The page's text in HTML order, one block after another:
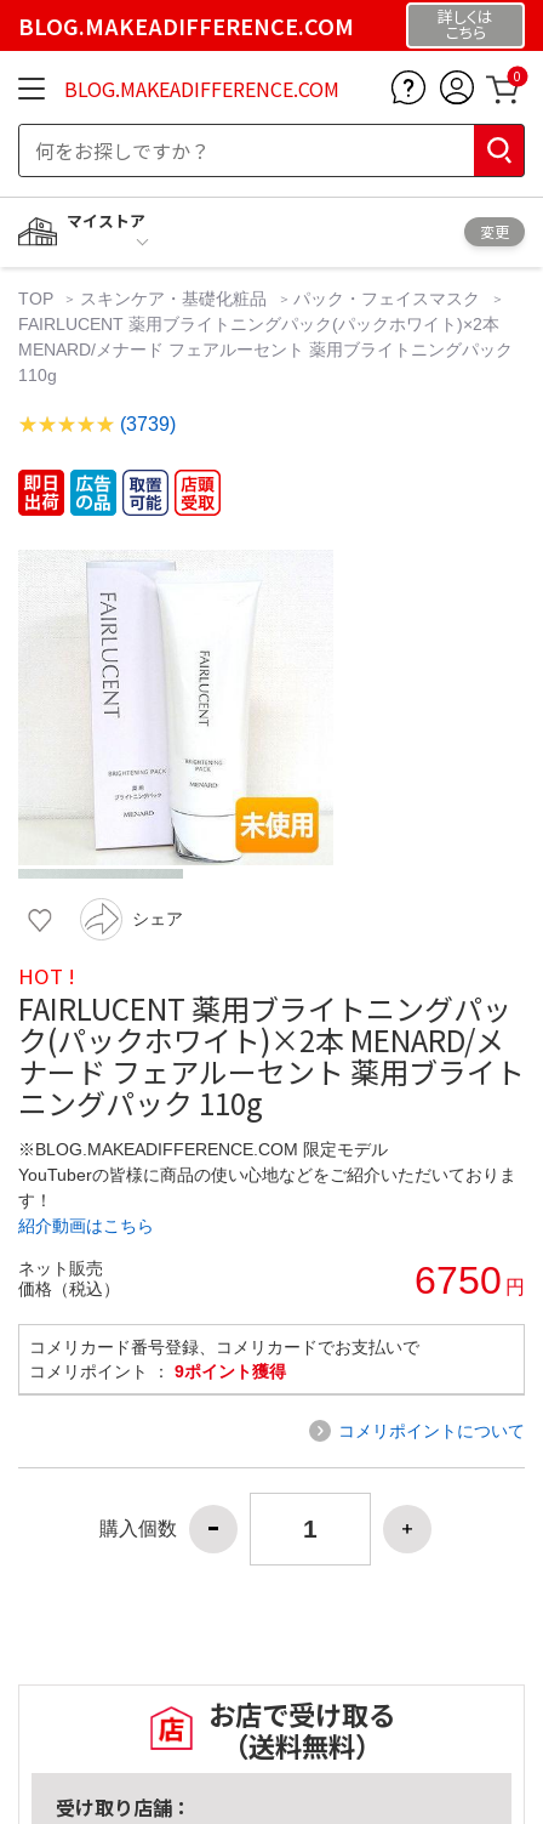
BLOG.MAKEADIFFERENCE.COM 詳しくは
こちら
BLOG.MAKEADIFFERENCE.COM 0
マイストア
変更
TOP スキンケア・基礎化粧品
パック・フェイスマスク
FAIRLUCENT 薬用ブライトニングパック(パックホワイト)×2本
MENARD/メナード フェアルーセント 薬用ブライトニングパック
110g
(3739)
シェア
HOT !
FAIRLUCENT 薬用ブライトニングパッ
ク(パックホワイト)×2本 MENARD/メ
ナード フェアルーセント 薬用ブライト
ニングパック 110g
※BLOG.MAKEADIFFERENCE.COM 限定モデル
YouTuberの皆様に商品の使い心地などをご紹介いただいておりま
す！
紹介動画はこちら
ネット販売
価格（税込）
6750 円
コメリカード番号登録、コメリカードでお支払いで
コメリポイント ： 9ポイント獲得
コメリポイントについて
購入個数
お店で受け取る
（送料無料）
受け取り店舗：